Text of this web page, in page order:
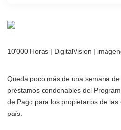
10'000 Horas | DigitalVision |
Queda poco más de una semana
préstamos condonables del
de Pago para los propietarios de
país.